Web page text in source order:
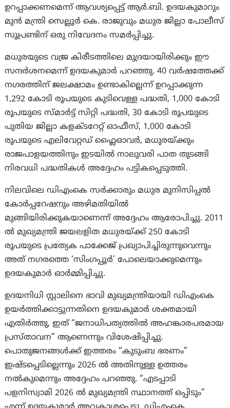
ഉറപ്പാക്കണമെന്ന് ആവശ്യപ്പെട്ട് ആർ.ബി. ഉദയകുമാറും
മുൻ മന്ത്രി സെല്ലൂർ കെ. രാജുവും മധുര ജില്ലാ പോലീസ്
സൂപ്രണ്ടിന് ഒരു നിവേദനം സമർപ്പിച്ചു.
മധുരയുടെ വജ്ര കിരീടത്തിലെ മുദ്രയായിരിക്കും ഈ
സന്ദർശനമെന്ന് ഉദയകുമാർ പറഞ്ഞു. 40 വർഷത്തേക്ക്
നഗരത്തിന് ജലക്ഷാമം ഉണ്ടാകില്ലെന്ന് ഉറപ്പാക്കുന്ന
1,292 കോടി രൂപയുടെ കുടിവെള്ള പദ്ധതി, 1,000 കോടി
രൂപയുടെ സ്മാർട്ട് സിറ്റി പദ്ധതി, 30 കോടി രൂപയുടെ
പുതിയ ജില്ലാ കളക്ടറേറ്റ് ഓഫീസ്, 1,000 കോടി
രൂപയുടെ എലിവേറ്റഡ് ഫ്ലൈഓവർ, മധുരയ്ക്കും
രാജപാളയത്തിനും ഇടയിൽ നാലുവരി പാത തുടങ്ങി
നിരവധി പദ്ധതികൾ അദ്ദേഹം പട്ടികപ്പെടുത്തി.
നിലവിലെ ഡിഎംകെ സർക്കാരും മധുര മുനിസിപ്പൽ
കോർപ്പറേഷനും അഴിമതിയില്‍
മുങ്ങിയിരിക്കുകയാണെന്ന് അദ്ദേഹം ആരോപിച്ചു. 2011
ൽ മുഖ്യമന്ത്രി ജയലളിത മധുരയ്ക്ക് 250 കോടി
രൂപയുടെ പ്രത്യേക പാക്കേജ് പ്രഖ്യാപിച്ചിരുന്നുവെന്നും
അത് നഗരത്തെ ‘സിംഗപ്പൂർ’ പോലെയാക്കുമെന്നും
ഉദയകുമാർ ഓർമ്മിപ്പിച്ചു.
ഉദയനിധി സ്റ്റാലിനെ ഭാവി മുഖ്യമന്ത്രിയായി ഡിഎംകെ
ഉയർത്തിക്കാട്ടുന്നതിനെ ഉദയകുമാർ ശക്തമായി
എതിർത്തു, ഇത് “ജനാധിപത്യത്തിൽ അഹങ്കാരപരമായ
പ്രസ്താവന” ആണെന്നും വിശേഷിപ്പിച്ചു.
പൊതുജനങ്ങൾക്ക് ഇത്തരം “കുടുംബ ഭരണം”
ഇഷ്ടപ്പെടില്ലെന്നും 2026 ൽ അതിനുള്ള ഉത്തരം
നൽകുമെന്നും അദ്ദേഹം പറഞ്ഞു. “എടപ്പാടി
പളനിസ്വാമി 2026 ൽ മുഖ്യമന്ത്രി സ്ഥാനത്ത് ഒപ്പിടും”